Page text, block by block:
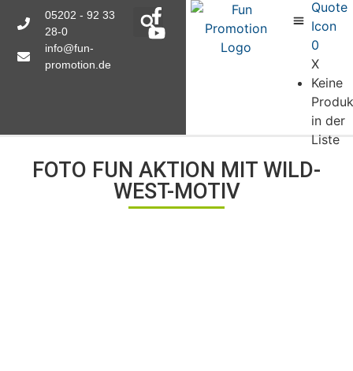
05202 - 92 33
28-0
info@fun-
promotion.de
0
X
Keine
in der
Liste
FOTO FUN AKTION MIT WILD-
WEST-MOTIV